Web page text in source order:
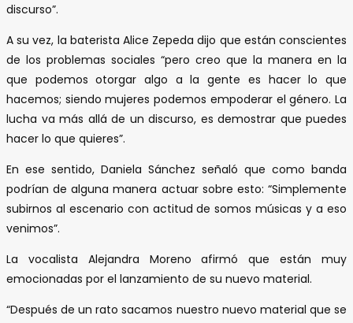
discurso”.
A su vez, la baterista Alice Zepeda dijo que están conscientes
de los problemas sociales “pero creo que la manera en la
que podemos otorgar algo a la gente es hacer lo que
hacemos; siendo mujeres podemos empoderar el género. La
lucha va más allá de un discurso, es demostrar que puedes
hacer lo que quieres”.
En ese sentido, Daniela Sánchez señaló que como banda
podrían de alguna manera actuar sobre esto: “Simplemente
subirnos al escenario con actitud de somos músicas y a eso
venimos”.
La vocalista Alejandra Moreno afirmó que están muy
emocionadas por el lanzamiento de su nuevo material.
“Después de un rato sacamos nuestro nuevo material que se